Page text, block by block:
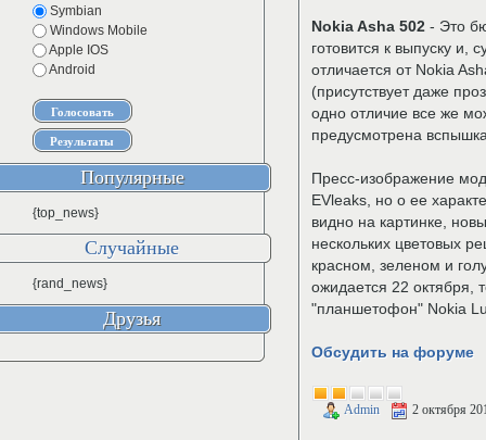
Nokia Asha 502 - Это
готовится к выпуску и,
отличается от Nokia
(присутствует даже
одно отличие все же
предусмотрена
Пресс-изображение
EVleaks, но о ее
видно на картинке,
нескольких цветовых
красном, зеленом и
ожидается 22 октября,
"планшетофон" Nokia
Обсудить на форуме
Admin 2 октября
Symbian
Windows Mobile
Apple IOS
Android
Популярные
{top_news}
Случайные
{rand_news}
Друзья